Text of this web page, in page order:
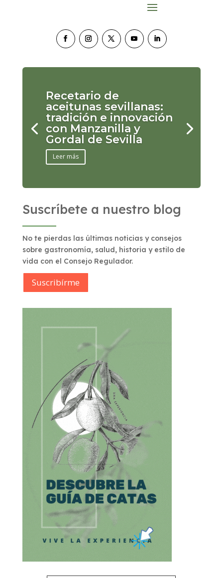
Recetario de
aceitunas sevillanas:
tradición e innovación
con Manzanilla y
Gordal de Sevilla
Leer más
Suscríbete a nuestro blog
No te pierdas las últimas noticias y consejos
sobre gastronomía, salud, historia y estilo de
vida con el Consejo Regulador.
Suscribírme